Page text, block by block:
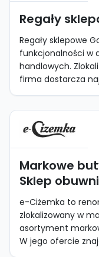
Regały
Regały sklepowe
funkcjonalności w
handlowych.
firma dostarcza
Markowe
Sklep
e-Ciżemka to
zlokalizowany w
asortyment
W jego ofercie